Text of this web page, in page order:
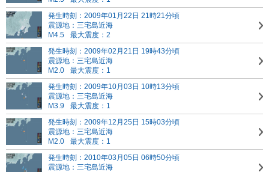
発生時刻：2009年01月22日 21時21分頃
震源地：三宅島近海
M4.5
最大震度：2
発生時刻：2009年02月21日 19時43分頃
震源地：三宅島近海
M2.0
最大震度：1
発生時刻：2009年10月03日 10時13分頃
震源地：三宅島近海
M3.9
最大震度：1
発生時刻：2009年12月25日 15時03分頃
震源地：三宅島近海
M2.0
最大震度：1
発生時刻：2010年03月05日 06時50分頃
震源地：三宅島近海